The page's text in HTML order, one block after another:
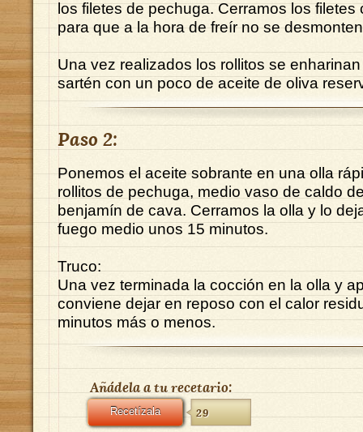
los filetes de pechuga. Cerramos los filetes
para que a la hora de freír no se
Una vez realizados los rollitos se
sartén con un poco de aceite de oliva
Paso 2:
Ponemos el aceite sobrante en una olla
rollitos de pechuga, medio vaso de caldo
benjamín de cava. Cerramos la olla y lo
fuego medio unos 15 minutos.
Truco:
Una vez terminada la cocción en la olla y
conviene dejar en reposo con el calor
minutos más o menos.
Añádela a tu recetario:
Recetízala 29